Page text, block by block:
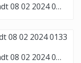
Hexenball Wiesbaden-Nordenstadt 08 02 2024 0132
Hexenball Wiesbaden-Nordenstadt 08 02 2024 0133